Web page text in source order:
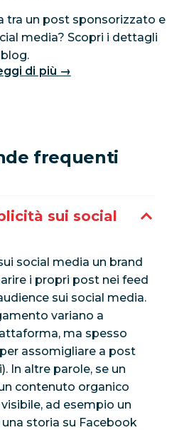
tra un post sponsorizzato e
media? Scopri i dettagli
di più →
frequenti
sui social
social media un brand
i propri post nei feed
sui social media.
variano a
ma spesso
assomigliare a post
In altre parole, se un
contenuto organico
ad esempio un
storia su Facebook